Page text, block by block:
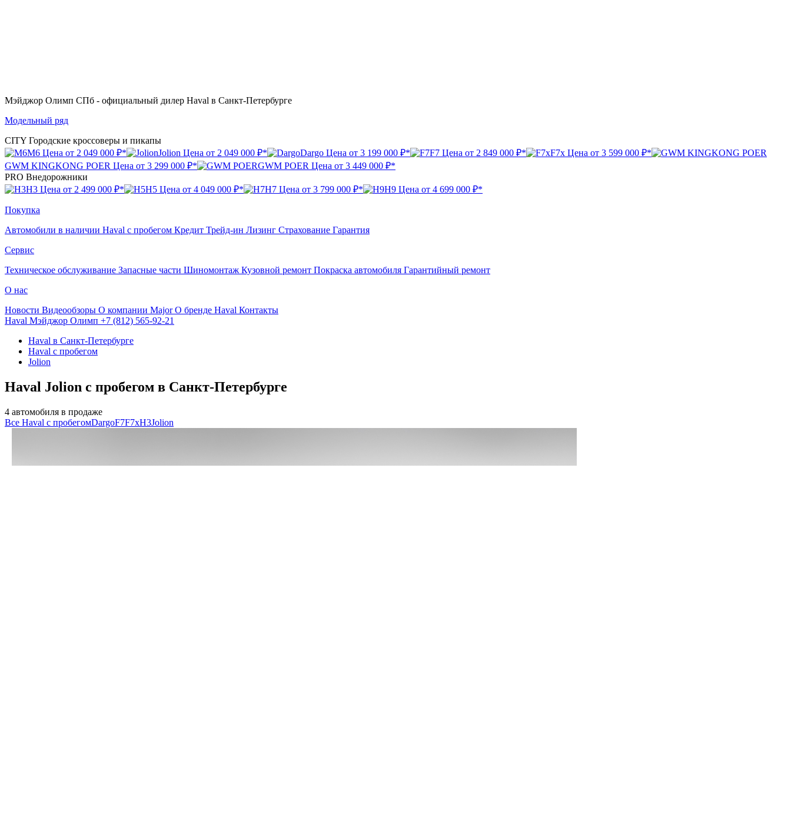
Мэйджор Олимп СПб - официальный дилер Haval в Санкт-Петербурге
Модельный ряд
CITY Городские кроссоверы и пикапы
M6 Цена от 2 049 000 ₽* Jolion Цена от 2 049 000 ₽* Dargo Цена от 3 199 000 ₽* F7 Цена от 2 849 000 ₽* F7x Цена от 3 599 000 ₽*
GWM KINGKONG POER Цена от 3 299 000 ₽* GWM POER Цена от 3 449 000 ₽*
PRO Внедорожники
H3 Цена от 2 499 000 ₽* H5 Цена от 4 049 000 ₽* H7 Цена от 3 799 000 ₽* H9 Цена от 4 699 000 ₽*
Покупка
Автомобили в наличии Haval с пробегом Кредит Трейд-ин Лизинг Страхование Гарантия
Сервис
Техническое обслуживание Запасные части Шиномонтаж Кузовной ремонт Покраска автомобиля Гарантийный ремонт
О нас
Новости Видеообзоры О компании MajorО бренде Haval Контакты
Haval Мэйджор Олимп +7 (812) 565-92-21
Haval в Санкт-Петербурге
Haval с пробегом
Jolion
Haval Jolion с пробегом в Санкт-Петербурге
4 автомобиля в продаже
Все Haval с пробегомDargoF7F7xH3Jolion